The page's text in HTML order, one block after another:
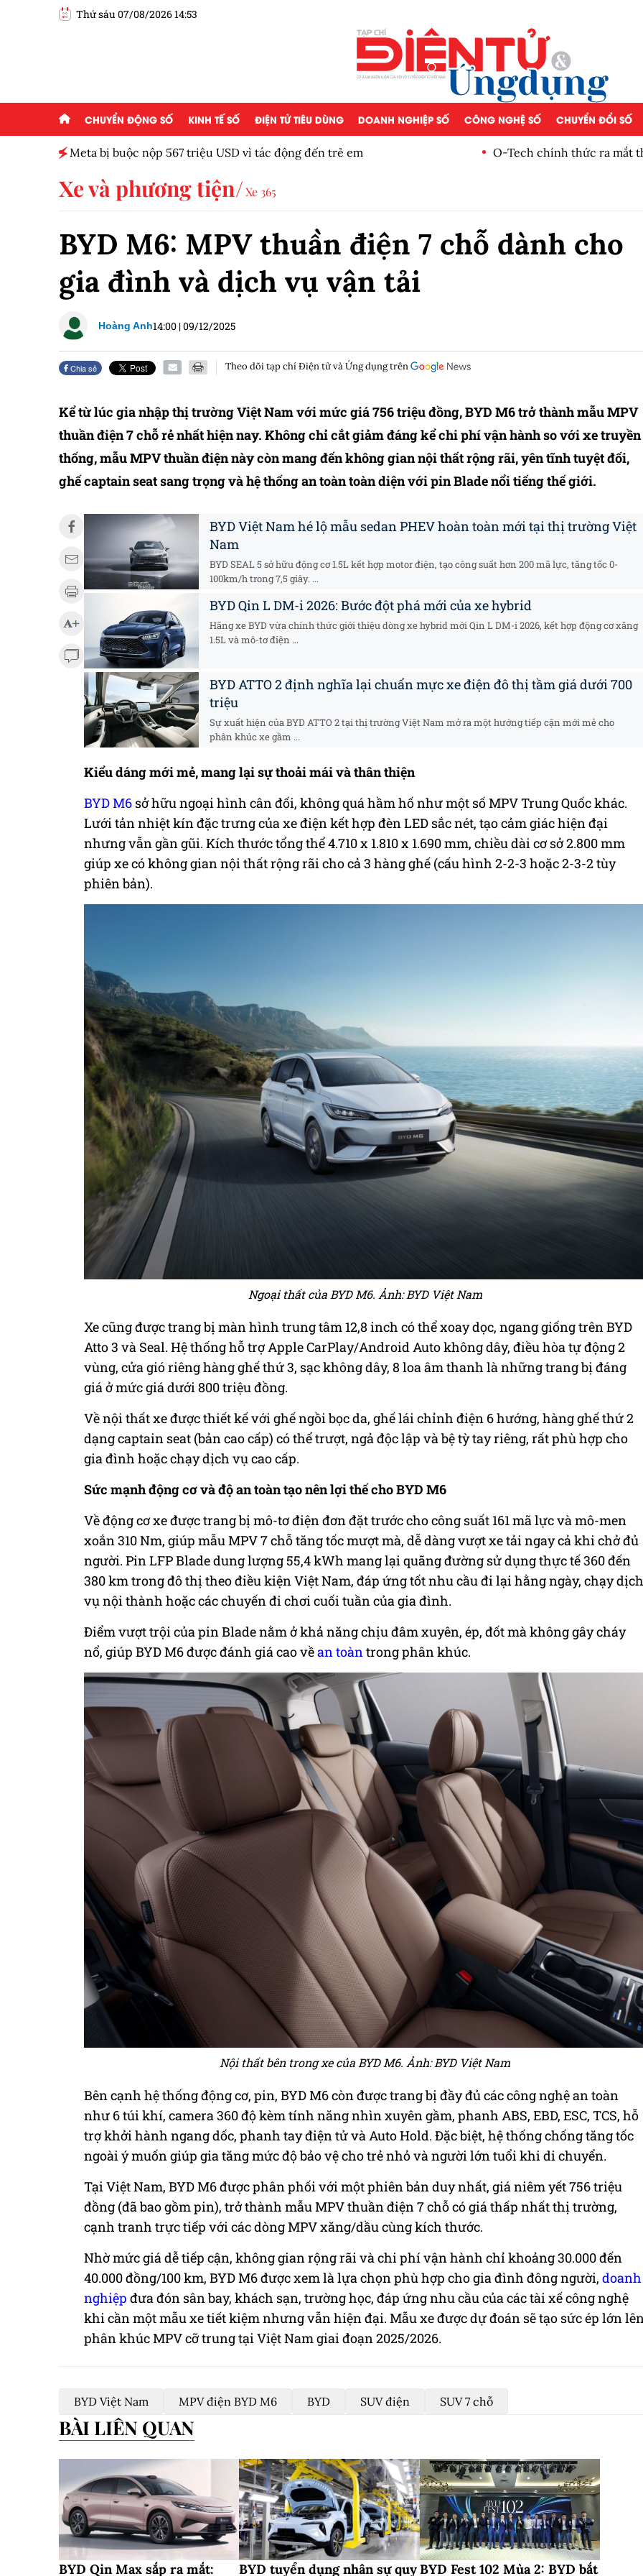
Thứ sáu 07/08/2026 14:53
CHUYỂN ĐỘNG SỐ KINH TẾ SỐ ĐIỆN TỬ TIÊU DÙNG DOANH NGHIỆP SỐ CÔNG NGHỆ SỐ CHUYỂN ĐỔI SỐ
Meta bị buộc nộp 567 triệu USD vì tác động đến trẻ em O-Tech chính thức ra mắt
Xe và phương tiện Xe 365
BYD M6: MPV thuần điện 7 chỗ dành cho
gia đình và dịch vụ vận tải
Hoàng Anh14:00 |09/12/2025
Chia sẻ Theo dõi tạp chí Điện tử và Ứng dụng trên
Kể từ lúc gia nhập thị trường Việt Nam với mức giá 756 triệu đồng, BYD M6 trở thành mẫu MPV
thuần điện 7 chỗ rẻ nhất hiện nay. Không chỉ cắt giảm đáng kể chi phí vận hành so với xe truyền
thống, mẫu MPV thuần điện này còn mang đến không gian nội thất rộng rãi, yên tĩnh tuyệt đối,
ghế captain seat sang trọng và hệ thống an toàn toàn diện với pin Blade nổi tiếng thế giới.
BYD Việt Nam hé lộ mẫu sedan PHEV hoàn toàn mới tại thị trường Việt
Nam
BYD SEAL 5 sở hữu động cơ 1.5L kết hợp motor điện, tạo công suất hơn 200 mã lực, tăng tốc 0-
100km/h trong 7,5 giây. ...
BYD Qin L DM-i 2026: Bước đột phá mới của xe hybrid
Hãng xe BYD vừa chính thức giới thiệu dòng xe hybrid mới Qin L DM-i 2026, kết hợp động cơ xăng
1.5L và mô-tơ điện ...
BYD ATTO 2 định nghĩa lại chuẩn mực xe điện đô thị tầm giá dưới 700
triệu
Sự xuất hiện của BYD ATTO 2 tại thị trường Việt Nam mở ra một hướng tiếp cận mới mẻ cho
phân khúc xe gầm ...
Kiểu dáng mới mẻ, mang lại sự thoải mái và thân thiện
BYD M6 sở hữu ngoại hình cân đối, không quá hầm hố như một số MPV Trung Quốc khác.
Lưới tản nhiệt kín đặc trưng của xe điện kết hợp đèn LED sắc nét, tạo cảm giác hiện đại
nhưng vẫn gần gũi. Kích thước tổng thể 4.710 x 1.810 x 1.690 mm, chiều dài cơ sở 2.800 mm
giúp xe có không gian nội thất rộng rãi cho cả 3 hàng ghế (cấu hình 2-2-3 hoặc 2-3-2 tùy
phiên bản).
Ngoại thất của BYD M6. Ảnh: BYD Việt Nam
Xe cũng được trang bị màn hình trung tâm 12,8 inch có thể xoay dọc, ngang giống trên BYD
Atto 3 và Seal. Hệ thống hỗ trợ Apple CarPlay/Android Auto không dây, điều hòa tự động 2
vùng, cửa gió riêng hàng ghế thứ 3, sạc không dây, 8 loa âm thanh là những trang bị đáng
giá ở mức giá dưới 800 triệu đồng.
Về nội thất xe được thiết kế với ghế ngồi bọc da, ghế lái chỉnh điện 6 hướng, hàng ghế thứ 2
dạng captain seat (bản cao cấp) có thể trượt, ngả độc lập và bệ tỳ tay riêng, rất phù hợp cho
gia đình hoặc chạy dịch vụ cao cấp.
Sức mạnh động cơ và độ an toàn tạo nên lợi thế cho BYD M6
Về động cơ xe được trang bị mô-tơ điện đơn đặt trước cho công suất 161 mã lực và mô-men
xoắn 310 Nm, giúp mẫu MPV 7 chỗ tăng tốc mượt mà, dễ dàng vượt xe tải ngay cả khi chở đủ
người. Pin LFP Blade dung lượng 55,4 kWh mang lại quãng đường sử dụng thực tế 360 đến
380 km trong đô thị theo điều kiện Việt Nam, đáp ứng tốt nhu cầu đi lại hằng ngày, chạy dịch
vụ nội thành hoặc các chuyến đi chơi cuối tuần của gia đình.
Điểm vượt trội của pin Blade nằm ở khả năng chịu đâm xuyên, ép, đốt mà không gây cháy
nổ, giúp BYD M6 được đánh giá cao vềan toàntrong phân khúc.
Nội thất bên trong xe của BYD M6. Ảnh: BYD Việt Nam
Bên cạnh hệ thống động cơ, pin, BYD M6 còn được trang bị đầy đủ các công nghệ an toàn
như 6 túi khí, camera 360 độ kèm tính năng nhìn xuyên gầm, phanh ABS, EBD, ESC, TCS, hỗ
trợ khởi hành ngang dốc, phanh tay điện tử và Auto Hold. Đặc biệt, hệ thống chống tăng tốc
ngoài ý muốn giúp gia tăng mức độ bảo vệ cho trẻ nhỏ và người lớn tuổi khi di chuyển.
Tại Việt Nam, BYD M6 được phân phối với một phiên bản duy nhất, giá niêm yết 756 triệu
đồng (đã bao gồm pin), trở thành mẫu MPV thuần điện 7 chỗ có giá thấp nhất thị trường,
cạnh tranh trực tiếp với các dòng MPV xăng/dầu cùng kích thước.
Nhờ mức giá dễ tiếp cận, không gian rộng rãi và chi phí vận hành chỉ khoảng 30.000 đến
40.000 đồng/100 km, BYD M6 được xem là lựa chọn phù hợp cho gia đình đông người, doanh
nghiệp đưa đón sân bay, khách sạn, trường học, đáp ứng nhu cầu của các tài xế công nghệ
khi cần một mẫu xe tiết kiệm nhưng vẫn hiện đại. Mẫu xe được dự đoán sẽ tạo sức ép lớn
phân khúc MPV cỡ trung tại Việt Nam giai đoạn 2025/2026.
BYD Việt Nam MPV điện BYD M6 BYD SUV điện SUV 7 chỗ
BÀI LIÊN QUAN
BYD Qin Max sắp ra mắt: BYD tuyển dụng nhân sự quyBYD Fest 102 Mùa 2: BYD bắt